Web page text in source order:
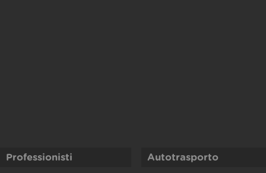
Professionisti Autotrasporto